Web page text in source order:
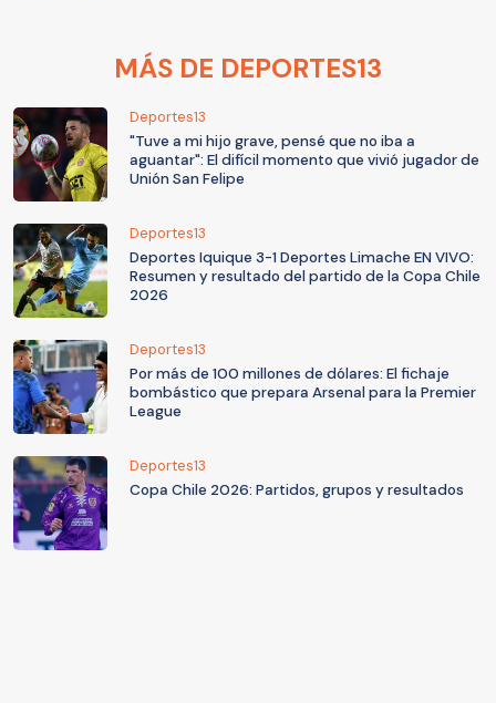
MÁS DE DEPORTES13
Deportes13
"Tuve a mi hijo grave, pensé que no iba a
aguantar": El difícil momento que vivió jugador de
Unión San Felipe
Deportes13
Deportes Iquique 3-1 Deportes Limache EN VIVO:
Resumen y resultado del partido de la Copa Chile
2026
Deportes13
Por más de 100 millones de dólares: El fichaje
bombástico que prepara Arsenal para la Premier
League
Deportes13
Copa Chile 2026: Partidos, grupos y resultados